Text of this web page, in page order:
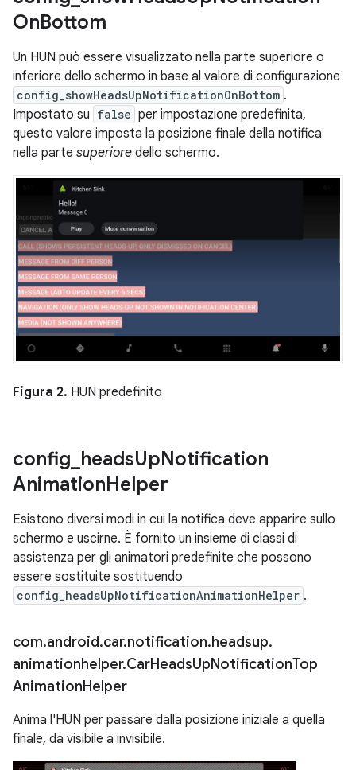
OnBottom
Un HUN può essere visualizzato nella parte superiore o
inferiore dello schermo in base al valore di configurazione
config_showHeadsUpNotificationOnBottom .
Impostato su false per impostazione predefinita,
questo valore imposta la posizione finale della notifica
nella parte superiore dello schermo.
Figura 2. HUN predefinito
config headsUpNotification
AnimationHelper
Esistono diversi modi in cui la notifica deve apparire sullo
schermo e uscirne. È fornito un insieme di classi di
assistenza per gli animatori predefinite che possono
essere sostituite sostituendo
config_headsUpNotificationAnimationHelper .
com.android.car.notification.headsup.
animationhelper.CarHeadsUpNotificationTop
AnimationHelper
Anima l'HUN per passare dalla posizione iniziale a quella
finale, da visibile a invisibile.